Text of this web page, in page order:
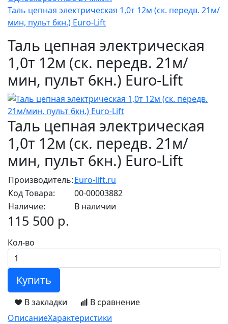
Таль цепная электрическая 1,0т 12м (ск. передв. 21м/
мин, пульт 6кн.) Euro-Lift
Таль цепная электрическая
1,0т 12м (ск. передв. 21м/
мин, пульт 6кн.) Euro-Lift
Таль цепная электрическая
1,0т 12м (ск. передв. 21м/
мин, пульт 6кн.) Euro-Lift
Производитель:Euro-lift.ru
Код Товара:
00-00003882
Наличие:
В наличии
115 500 р.
Кол-во
Купить
В закладки
В сравнение
ОписаниеХарактеристики